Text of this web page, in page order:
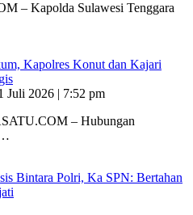
– Kapolda Sulawesi Tenggara
Kapolres Konut dan Kajari
Juli 2026 | 7:52 pm
– Hubungan
Bintara Polri, Ka SPN: Bertahan